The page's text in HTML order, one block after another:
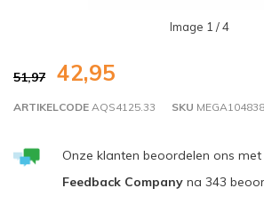
Image 1 / 4
51,97 42,95
ARTIKELCODE AQS4125.33 SKU MEGA104838
Onze klanten beoordelen ons met
Feedback Companyna 343